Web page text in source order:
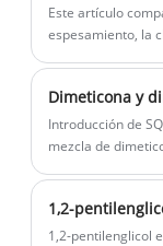
ideal para que la
rendimiento y
Este artículo
espesamiento, la
referencia para el
Dimeticona y
Introducción de
mezcla de
1,2-
1,2-pentilenglicol